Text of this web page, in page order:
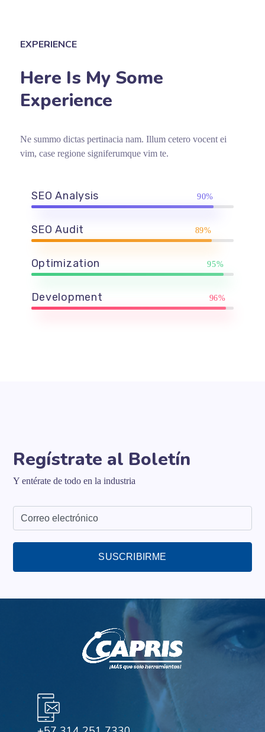
EXPERIENCE
Here Is My Some
Experience
Ne summo dictas pertinacia nam. Illum cetero vocent ei
vim, case regione signiferumque vim te.
SEO Analysis 90%
SEO Audit 89%
Optimization 95%
Development 96%
Regístrate al Boletín
Y entérate de todo en la industria
SUSCRIBIRME